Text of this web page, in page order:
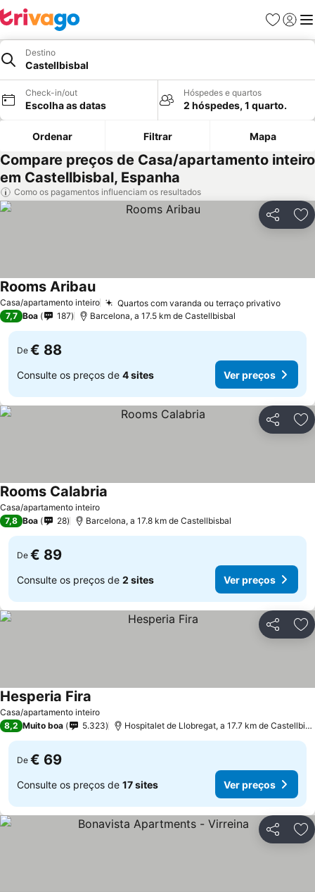
Favoritos
Iniciar
Destino
Castellbisbal
Check-in/out
Escolha as datas
Hóspedes e quartos
2 hóspedes, 1 quarto.
Ordenar Filtrar Mapa
Compare preços de Casa/apartamento inteiro
em Castellbisbal, Espanha
Como os pagamentos influenciam os resultados
Partilhar
Casa/apartamento inteiro Quartos com varanda ou terraço privativo
Rooms Aribau
7,7 Boa 187 Barcelona, a 17.5 km de Castellbisbal
De € 88
Consulte os preços de 4 sites Ver preços
Partilhar
Casa/apartamento inteiro
Rooms Calabria
7,8 Boa 28 Barcelona, a 17.8 km de Castellbisbal
De € 89
Consulte os preços de 2 sites Ver preços
Partilhar
Casa/apartamento inteiro
Hesperia Fira
8,2 Muito boa 5.323 Hospitalet de Llobregat, a 17.7 km de Castellbisbal
De € 69
Consulte os preços de 17 sites Ver preços
Partilhar